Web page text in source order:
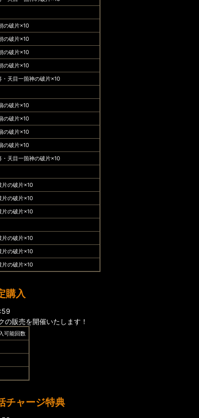
の破片×10
の破片×10
の破片×10
の破片×10
・天目一箇神の破片×10
の破片×10
の破片×10
の破片×10
の破片×10
・天目一箇神の破片×10
片の破片×10
片の破片×10
片の破片×10
片の破片×10
片の破片×10
片の破片×10
購入
の販売を開催いたします！
可能回数
ャージ特典